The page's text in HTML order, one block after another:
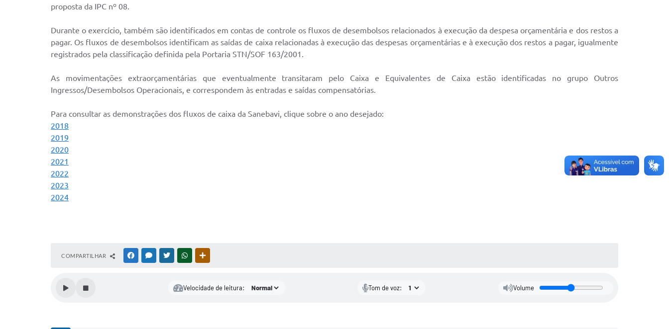
proposta da IPC nº 08.
Durante o exercício, também são identificados em contas de controle os fluxos de desembolsos relacionados à execução da despesa orçamentária e dos restos a
pagar. Os fluxos de desembolsos identificam as saídas de caixa relacionadas à execução das despesas orçamentárias e à execução dos restos a pagar, igualmente
registrados pela classificação definida pela Portaria STN/SOF 163/2001.
As movimentações extraorçamentárias que eventualmente transitaram pelo Caixa e Equivalentes de Caixa estão identificadas no grupo Outros
Ingressos/Desembolsos Operacionais, e correspondem às entradas e saídas compensatórias.
Para consultar as demonstrações dos fluxos de caixa da Sanebavi, clique sobre o ano desejado:
2018
2019
2020
2021
2022
2023
2024
COMPARTILHAR FACEBOOKMESSENGER
TWITTERWHATSAPP
Velocidade de leitura: Tom de voz: Volume